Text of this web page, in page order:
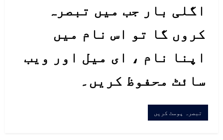
اگلی بار جب میں تبصرہ
کروں گا تو اس نام میں
اپنا نام ، ای میل اور ویب
سائٹ محفوظ کریں۔